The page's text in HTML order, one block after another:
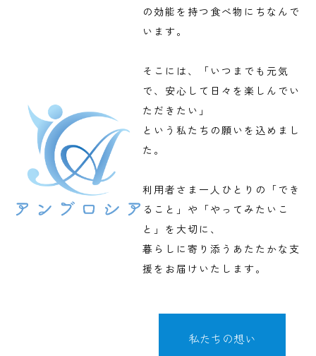
の効能を持つ食べ物にちなんで
います。
そこには、「いつまでも元気
で、安心して日々を楽しんでい
ただきたい」
という私たちの願いを込めまし
た。
利用者さま一人ひとりの「でき
ること」や「やってみたいこ
と」を大切に、
暮らしに寄り添うあたたかな支
援をお届けいたします。
私たちの想い